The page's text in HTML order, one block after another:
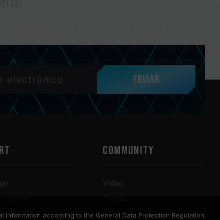
Enviar
socios
COMMUNITY
Vídeo
Evento
Artículo
information according to the General Data Protection Regulation